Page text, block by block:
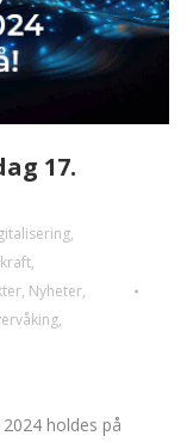
17.
,
,
, Nyheter,
,
holdes på